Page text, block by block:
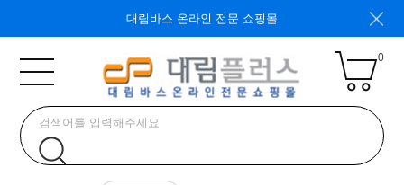
대림바스 온라인 전문 쇼핑몰
0